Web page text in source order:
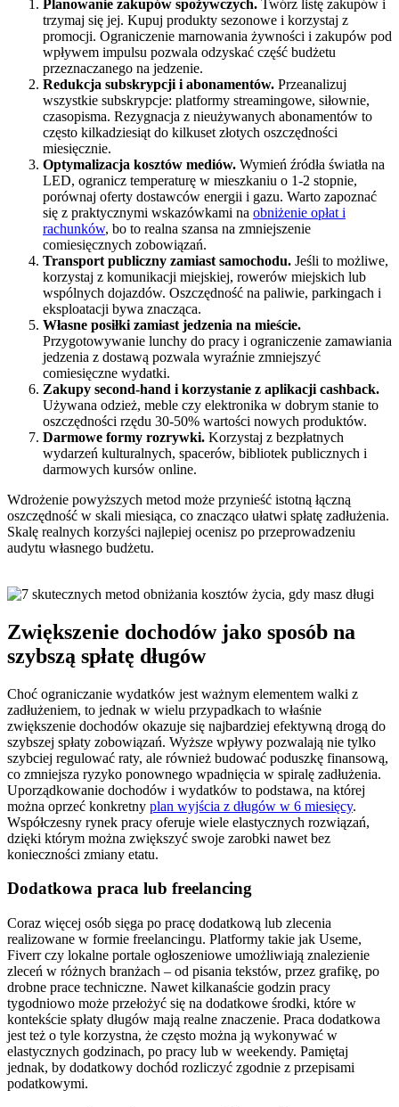
Planowanie zakupów spożywczych. Twórz listę zakupów i
trzymaj się jej. Kupuj produkty sezonowe i korzystaj z
promocji. Ograniczenie marnowania żywności i zakupów pod
wpływem impulsu pozwala odzyskać część budżetu
przeznaczanego na jedzenie.
Redukcja subskrypcji i abonamentów. Przeanalizuj
wszystkie subskrypcje: platformy streamingowe, siłownie,
czasopisma. Rezygnacja z nieużywanych abonamentów to
często kilkadziesiąt do kilkuset złotych oszczędności
miesięcznie.
Optymalizacja kosztów mediów. Wymień źródła światła na
LED, ogranicz temperaturę w mieszkaniu o 1-2 stopnie,
porównaj oferty dostawców energii i gazu. Warto zapoznać
się z praktycznymi wskazówkami na obniżenie opłat i
rachunków, bo to realna szansa na zmniejszenie
comiesięcznych zobowiązań.
Transport publiczny zamiast samochodu. Jeśli to możliwe,
korzystaj z komunikacji miejskiej, rowerów miejskich lub
wspólnych dojazdów. Oszczędność na paliwie, parkingach i
eksploatacji bywa znacząca.
Własne posiłki zamiast jedzenia na mieście.
Przygotowywanie lunchy do pracy i ograniczenie zamawiania
jedzenia z dostawą pozwala wyraźnie zmniejszyć
comiesięczne wydatki.
Zakupy second-hand i korzystanie z aplikacji cashback.
Używana odzież, meble czy elektronika w dobrym stanie to
oszczędności rzędu 30-50% wartości nowych produktów.
Darmowe formy rozrywki. Korzystaj z bezpłatnych
wydarzeń kulturalnych, spacerów, bibliotek publicznych i
darmowych kursów online.
Wdrożenie powyższych metod może przynieść istotną łączną
oszczędność w skali miesiąca, co znacząco ułatwi spłatę zadłużenia.
Skalę realnych korzyści najlepiej ocenisz po przeprowadzeniu
audytu własnego budżetu.
Zwiększenie dochodów jako sposób na
szybszą spłatę długów
Choć ograniczanie wydatków jest ważnym elementem walki z
zadłużeniem, to jednak w wielu przypadkach to właśnie
zwiększenie dochodów okazuje się najbardziej efektywną drogą do
szybszej spłaty zobowiązań. Wyższe wpływy pozwalają nie tylko
szybciej regulować raty, ale również budować poduszkę finansową,
co zmniejsza ryzyko ponownego wpadnięcia w spiralę zadłużenia.
Uporządkowanie dochodów i wydatków to podstawa, na której
można oprzeć konkretny plan wyjścia z długów w 6 miesięcy.
Współczesny rynek pracy oferuje wiele elastycznych rozwiązań,
dzięki którym można zwiększyć swoje zarobki nawet bez
konieczności zmiany etatu.
Dodatkowa praca lub freelancing
Coraz więcej osób sięga po pracę dodatkową lub zlecenia
realizowane w formie freelancingu. Platformy takie jak Useme,
Fiverr czy lokalne portale ogłoszeniowe umożliwiają znalezienie
zleceń w różnych branżach – od pisania tekstów, przez grafikę, po
drobne prace techniczne. Nawet kilkanaście godzin pracy
tygodniowo może przełożyć się na dodatkowe środki, które w
kontekście spłaty długów mają realne znaczenie. Praca dodatkowa
jest też o tyle korzystna, że często można ją wykonywać w
elastycznych godzinach, po pracy lub w weekendy. Pamiętaj
jednak, by dodatkowy dochód rozliczyć zgodnie z przepisami
podatkowymi.